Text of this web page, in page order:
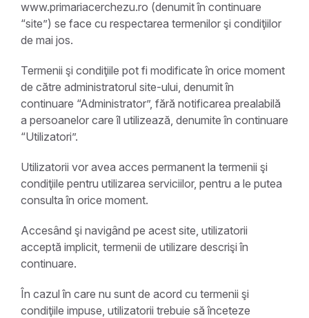
www.primariacerchezu.ro (denumit în continuare
“site”) se face cu respectarea termenilor şi condiţiilor
de mai jos.
Termenii şi condiţiile pot fi modificate în orice moment
de către administratorul site-ului, denumit în
continuare “Administrator”, fără notificarea prealabilă
a persoanelor care îl utilizează, denumite în continuare
“Utilizatori”.
Utilizatorii vor avea acces permanent la termenii şi
condiţiile pentru utilizarea serviciilor, pentru a le putea
consulta în orice moment.
Accesând şi navigând pe acest site, utilizatorii
acceptă implicit, termenii de utilizare descrişi în
continuare.
În cazul în care nu sunt de acord cu termenii şi
condiţiile impuse, utilizatorii trebuie să înceteze